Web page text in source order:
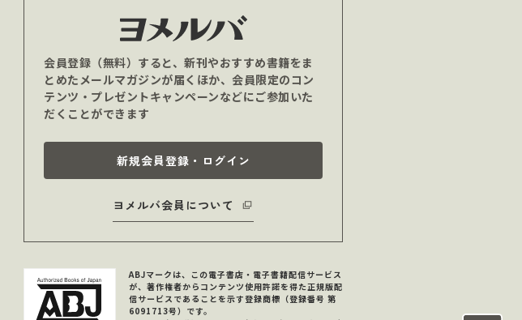
会員登録（無料）すると、新刊やおすすめ書籍をま
とめたメールマガジンが届くほか、会員限定のコン
テンツ・プレゼントキャンペーンなどにご参加いた
だくことができます
新規会員登録・ログイン
ヨメルバ会員について
ABJマークは、この電子書店・電子書籍配信サービス
が、著作権者からコンテンツ使用許諾を得た正規版配
信サービスであることを示す登録商標（登録番号 第
6091713号）です。